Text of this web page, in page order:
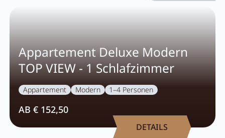
GUTSCHEINE
BILDER
NEWSLETTER
KARRIERE
KONTAKT
Sommer im Zillertal
Appartement Deluxe Modern
TOP VIEW - 1 Schlafzimmer
Appartement Modern 1–4 Personen
AB € 152,50
DETAILS